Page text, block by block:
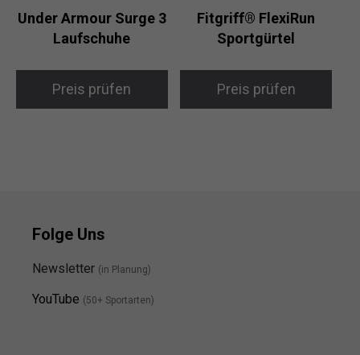
Under Armour Surge 3
Laufschuhe
Preis prüfen
Fitgriff® FlexiRun
Sportgürtel
Preis prüfen
Folge Uns
Newsletter (in Planung)
YouTube (50+ Sportarten)